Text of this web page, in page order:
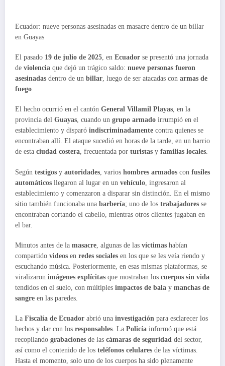
Ecuador: nueve personas asesinadas en masacre dentro de un billar
en Guayas
El pasado 19 de julio de 2025, en Ecuador se presentó una jornada
de violencia que dejó un trágico saldo: nueve personas fueron
asesinadas dentro de un billar, luego de ser atacadas con armas de
fuego.
El hecho ocurrió en el cantón General Villamil Playas, en la
provincia del Guayas, cuando un grupo armado irrumpió en el
establecimiento y disparó indiscriminadamente contra quienes se
encontraban allí. El ataque sucedió en horas de la tarde, en un barrio
de esta ciudad costera, frecuentada por turistas y familias locales.
Según testigos y autoridades , varios hombres armados con fusiles
automáticos llegaron al lugar en un vehículo , ingresaron al
establecimiento y comenzaron a disparar sin distinción. En el mismo
sitio también funcionaba una barbería; uno de los trabajadores se
encontraban cortando el cabello, mientras otros clientes jugaban en
el bar.
Minutos antes de la masacre , algunas de las víctimas habían
compartido videos en redes sociales en los que se les veía riendo y
escuchando música. Posteriormente, en esas mismas plataformas, se
viralizaron imágenes explícitas que mostraban los cuerpos sin vida
tendidos en el suelo, con múltiples impactos de bala y manchas de
sangre en las paredes.
La Fiscalía de Ecuador abrió una investigación para esclarecer los
hechos y dar con los responsables . La Policía informó que está
recopilando grabaciones de las cámaras de seguridad del sector,
así como el contenido de los teléfonos celulares de las víctimas.
Hasta el momento, solo uno de los cuerpos ha sido plenamente